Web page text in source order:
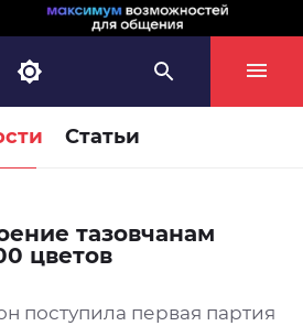
Статьи
тазовчанам
цветов
поступила первая партия